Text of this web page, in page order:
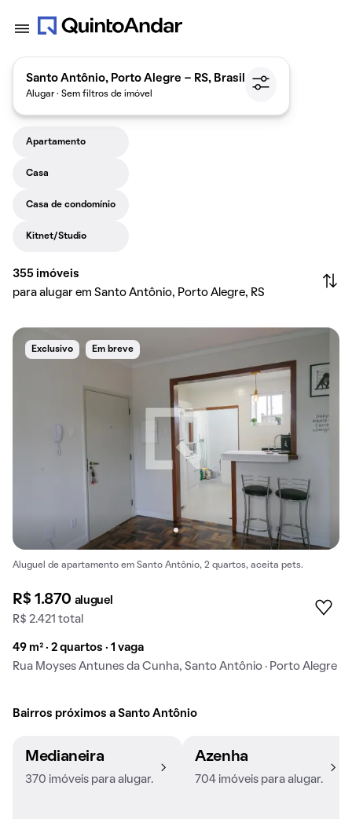
Santo Antônio, Porto Alegre - RS, Brasil
Alugar · Sem filtros de imóvel
Apartamento
Casa
Casa de condomínio
Kitnet/Studio
355 imóveis
para alugar em Santo Antônio, Porto Alegre, RS
Exclusivo Em breve
Aluguel de apartamento em Santo Antônio, 2 quartos, aceita pets.
R$ 1.870 aluguel
R$ 2.421 total
49 m² · 2 quartos · 1 vaga
Rua Moyses Antunes da Cunha, Santo Antônio · Porto Alegre
Bairros próximos a Santo Antônio
Medianeira
370 imóveis para alugar.
Azenha
704 imóveis para alugar.